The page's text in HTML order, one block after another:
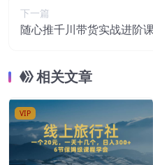
下一篇
随心推千川带货实战进阶
相关文章
VIP